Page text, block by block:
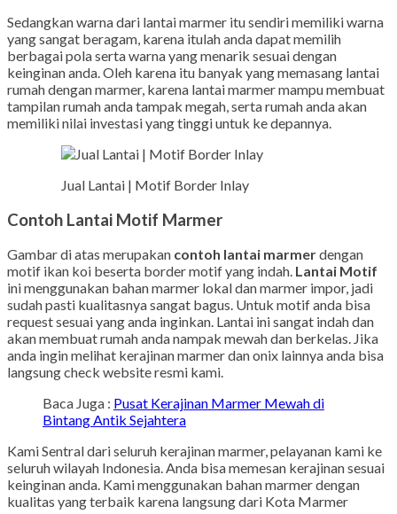
Sedangkan warna dari lantai marmer itu sendiri memiliki warna
yang sangat beragam, karena itulah anda dapat memilih
berbagai pola serta warna yang menarik sesuai dengan
keinginan anda. Oleh karena itu banyak yang memasang lantai
rumah dengan marmer, karena lantai marmer mampu membuat
tampilan rumah anda tampak megah, serta rumah anda akan
memiliki nilai investasi yang tinggi untuk ke depannya.
Jual Lantai | Motif Border Inlay
Contoh Lantai Motif Marmer
Gambar di atas merupakan contoh lantai marmerdengan
motif ikan koi beserta border motif yang indah. Lantai Motif
ini menggunakan bahan marmer lokal dan marmer impor, jadi
sudah pasti kualitasnya sangat bagus. Untuk motif anda bisa
request sesuai yang anda inginkan. Lantai ini sangat indah dan
akan membuat rumah anda nampak mewah dan berkelas. Jika
anda ingin melihat kerajinan marmer dan onix lainnya anda bisa
langsung check website resmi kami.
Baca Juga : Pusat Kerajinan Marmer Mewah di
Bintang Antik Sejahtera
Kami Sentral dari seluruh kerajinan marmer, pelayanan kami ke
seluruh wilayah Indonesia. Anda bisa memesan kerajinan sesuai
keinginan anda. Kami menggunakan bahan marmer dengan
kualitas yang terbaik karena langsung dari Kota Marmer